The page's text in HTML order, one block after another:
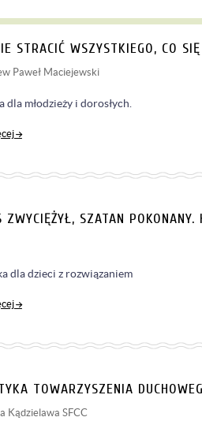
STRACIĆ WSZYSTKIEGO, CO
Paweł Maciejewski
dla młodzieży i dorosłych.
ZWYCIĘŻYŁ, SZATAN
dla dzieci z rozwiązaniem
TOWARZYSZENIA
Kądzielawa SFCC